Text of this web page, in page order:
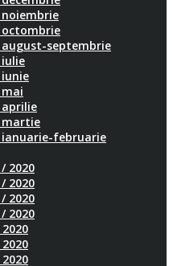
noiembrie
octombrie
august-septembrie
iulie
aprilie
martie
ianuarie-februarie
2020
2020
2020
2020